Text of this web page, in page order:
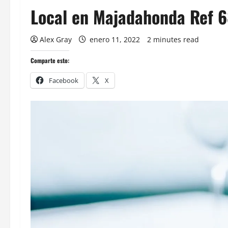
Local en Majadahonda Ref
Alex Gray enero 11, 2022 2 minutes read
Comparte esto:
Facebook X